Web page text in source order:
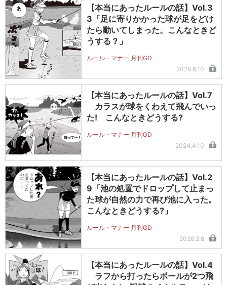
【本当にあったルールの話】Vol.3
3「足に寄りかかった球が足をどけ
たら動いてしまった。こんなときど
うする？」
ルール・マナー 月刊GD
2026.6.10
【本当にあったルールの話】Vol.7
カラスが球をくわえて飛んでいっ
た! こんなときどうする?
ルール・マナー 月刊GD
2024.4.10
【本当にあったルールの話】Vol.2
9「池の処置でドロップして止まっ
た球が自然の力で再び池に入った。
こんなときどうする?」
ルール・マナー 月刊GD
2026.2.8
【本当にあったルールの話】Vol.4
ラフから打ったらボールが2つ飛